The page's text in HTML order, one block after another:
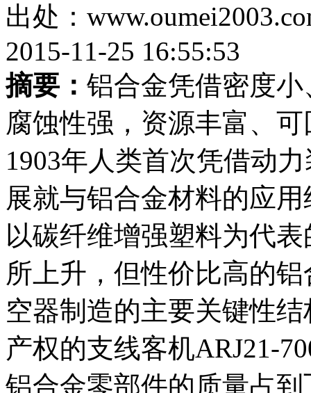
出处：
2015-11-25 16:55:53
摘要： 铝合金凭借密度
腐蚀性强，资源丰富、
1903年人类首次凭借动
展就与铝合金材料的应
以碳纤维增强塑料为代
所上升，但性价比高的
空器制造的主要关键性
产权的支线客机ARJ21-
铝合金零部件的质量占